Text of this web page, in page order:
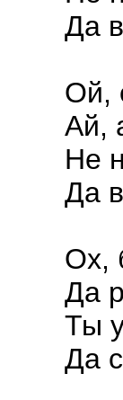
Да
Ой,
Ай,
Не
Да
Ох,
Да
Ты
Да